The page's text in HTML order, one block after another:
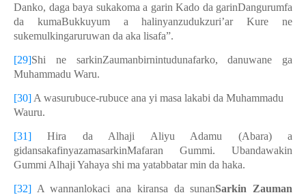
Danko, daga baya sukakoma a garin Kado da garinDangurumfa
da kumaBukkuyum a halinyanzudukzuri’ar Kure ne
sukemulkingaruruwan da aka lisafa”.
[29]Shi ne sarkinZaumanbirnintudunafarko, danuwane ga
Muhammadu Waru.
[30] A wasurubuce-rubuce ana yi masa lakabi da Muhammadu
Wauru.
[31] Hira da Alhaji Aliyu Adamu (Abara) a
gidansakafinyazamasarkinMafaran Gummi. Ubandawakin
Gummi Alhaji Yahaya shi ma yatabbatar min da haka.
[32] A wannanlokaci ana kiransa da sunanSarkin Zauman